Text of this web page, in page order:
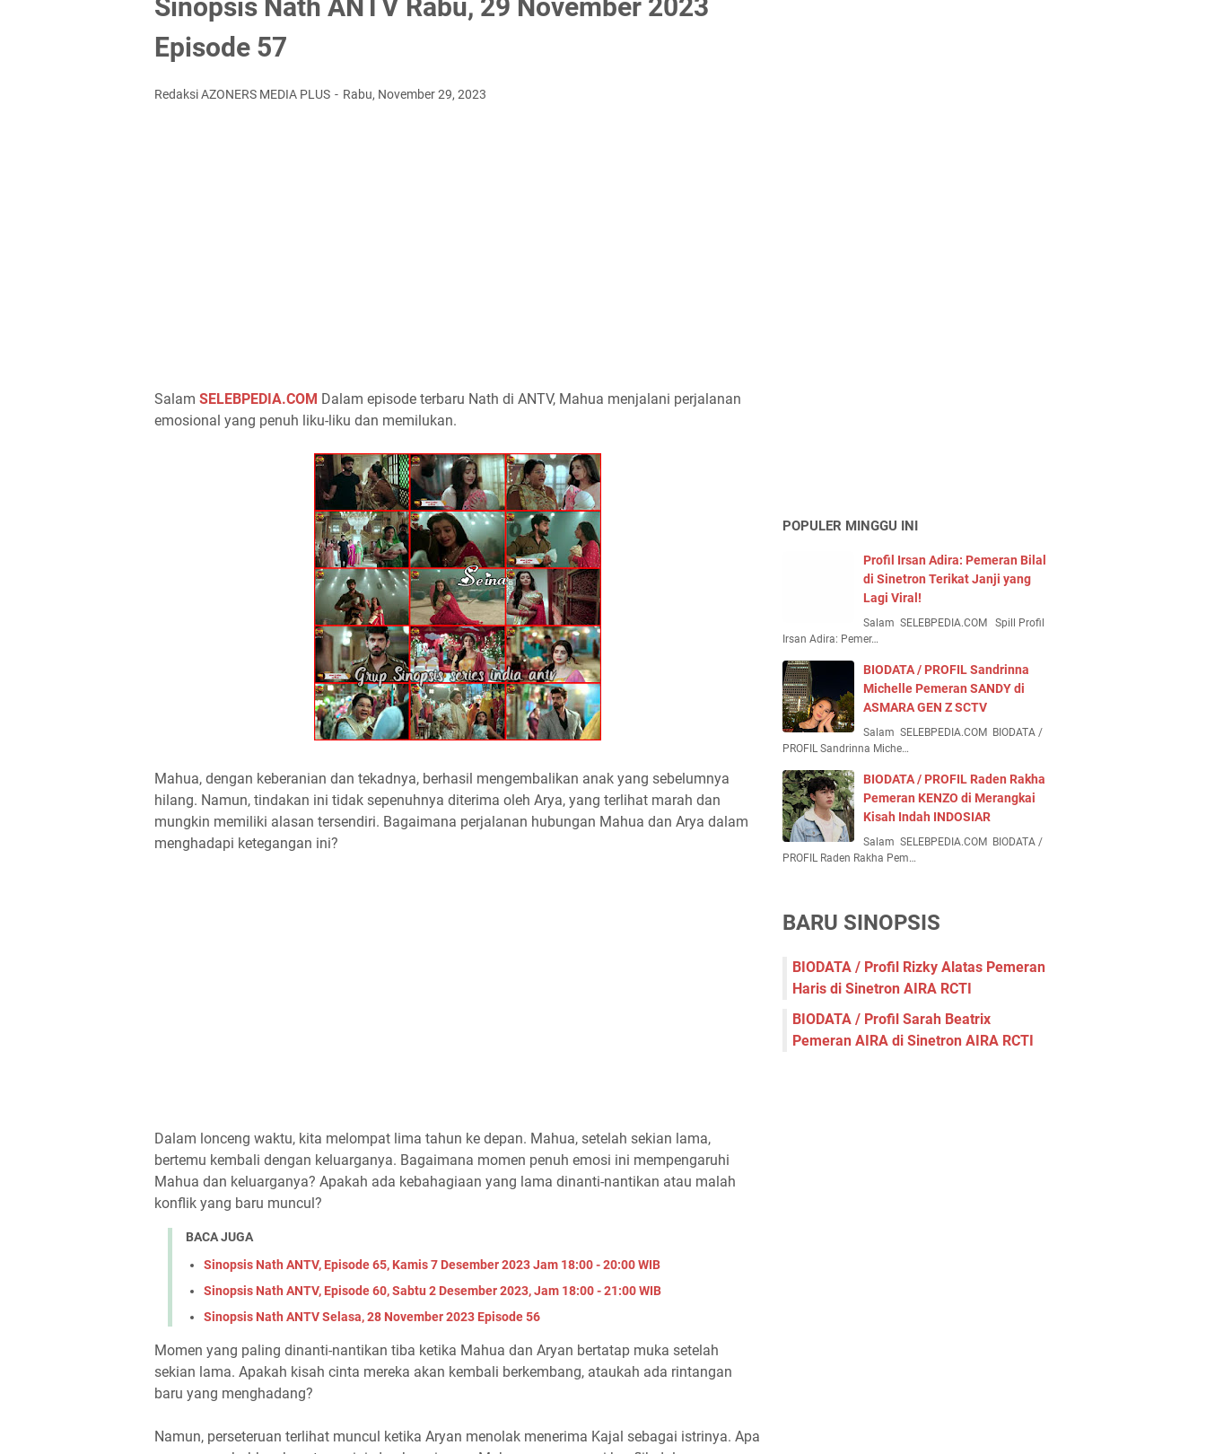
Sinopsis Nath ANTV Rabu, 29 November 2023
Episode 57
Redaksi AZONERS MEDIA PLUS Rabu, November 29, 2023
Salam SELEBPEDIA.COM Dalam episode terbaru Nath di ANTV, Mahua menjalani perjalanan
emosional yang penuh liku-liku dan memilukan.
Mahua, dengan keberanian dan tekadnya, berhasil mengembalikan anak yang sebelumnya
hilang. Namun, tindakan ini tidak sepenuhnya diterima oleh Arya, yang terlihat marah dan
mungkin memiliki alasan tersendiri. Bagaimana perjalanan hubungan Mahua dan Arya dalam
menghadapi ketegangan ini?
Dalam lonceng waktu, kita melompat lima tahun ke depan. Mahua, setelah sekian lama,
bertemu kembali dengan keluarganya. Bagaimana momen penuh emosi ini mempengaruhi
Mahua dan keluarganya? Apakah ada kebahagiaan yang lama dinanti-nantikan atau malah
konflik yang baru muncul?
BACA JUGA
Sinopsis Nath ANTV, Episode 65, Kamis 7 Desember 2023 Jam 18:00 - 20:00 WIB
Sinopsis Nath ANTV, Episode 60, Sabtu 2 Desember 2023, Jam 18:00 - 21:00 WIB
Sinopsis Nath ANTV Selasa, 28 November 2023 Episode 56
Momen yang paling dinanti-nantikan tiba ketika Mahua dan Aryan bertatap muka setelah
sekian lama. Apakah kisah cinta mereka akan kembali berkembang, ataukah ada rintangan
baru yang menghadang?
Namun, perseteruan terlihat muncul ketika Aryan menolak menerima Kajal sebagai istrinya. Apa
POPULER MINGGU INI
Profil Irsan Adira: Pemeran Bilal
di Sinetron Terikat Janji yang
Lagi Viral!
Salam SELEBPEDIA.COM Spill Profil
Irsan Adira: Pemer…
BIODATA / PROFIL Sandrinna
Michelle Pemeran SANDY di
ASMARA GEN Z SCTV
Salam SELEBPEDIA.COM BIODATA /
PROFIL Sandrinna Miche…
BIODATA / PROFIL Raden Rakha
Pemeran KENZO di Merangkai
Kisah Indah INDOSIAR
Salam SELEBPEDIA.COM BIODATA /
PROFIL Raden Rakha Pem…
BARU SINOPSIS
BIODATA / Profil Rizky Alatas Pemeran
Haris di Sinetron AIRA RCTI
BIODATA / Profil Sarah Beatrix
Pemeran AIRA di Sinetron AIRA RCTI